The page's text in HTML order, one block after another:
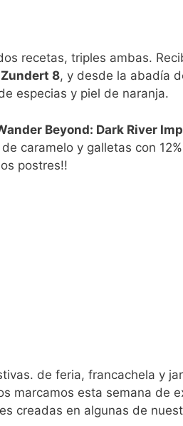
recetas, triples ambas.
Zundert 8, y desde la abadía
especias y piel de naranja.
Beyond: Dark River
de caramelo y galletas con
postres!!
de feria, francachela y
marcamos esta semana de
creadas en algunas de